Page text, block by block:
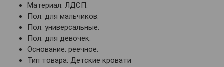
Материал: ЛДСП.
Пол: для мальчиков.
Пол: универсальные.
Пол: для девочек.
Основание: реечное.
Тип товара: Детские кровати